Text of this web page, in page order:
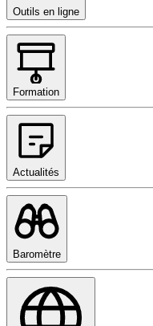
Outils en ligne
Formation
Actualités
Baromètre